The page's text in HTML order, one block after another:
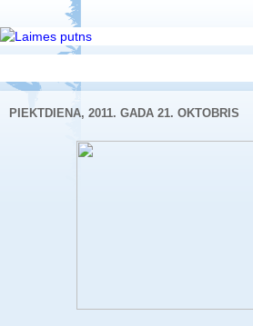
PIEKTDIENA, 2011. GADA 21. OKTOBRIS